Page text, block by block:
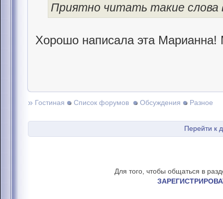
Приятно читать такие слова
Хорошо написала эта Марианна!
» Гостиная Список форумов Обсуждения Разное
Перейти к
Для того, чтобы общаться в